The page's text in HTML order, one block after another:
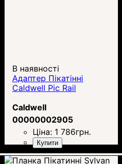
В наявності
Адаптер Пікатінні
Caldwell Pic Rail
Caldwell
00000002905
Ціна: 1 786грн.
Купити